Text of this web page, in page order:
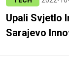
Upali Svjetlo
Sarajevo